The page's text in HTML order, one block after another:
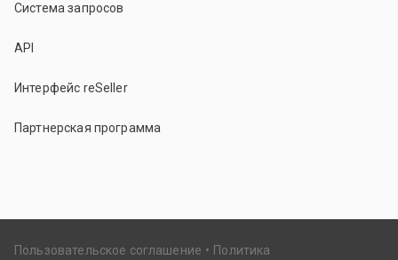
Система запросов
API
Интерфейс reSeller
Партнерская программа
Пользовательское соглашение Политика